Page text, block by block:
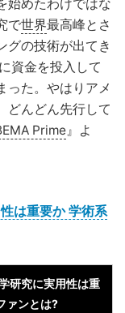
始めたわけではな
で世界最高峰とさ
グの技術が出てき
資金を投入して
った。やはりアメ
どんどん先行して
Prime』よ
は重要か 学術系
研究に実用性は重
ァンとは?